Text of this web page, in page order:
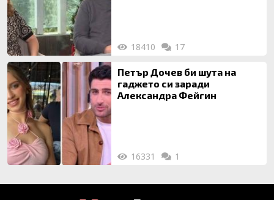
18410 17
Петър Дочев би шута на
гаджето си заради
Александра Фейгин
16331 1